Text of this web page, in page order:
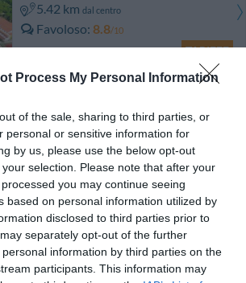
Process My Personal Information
of the sale, sharing to third parties, or
personal or sensitive information for
by us, please use the below opt-out
selection. Please note that after your
you may continue seeing
based on personal information utilized by
disclosed to third parties prior to
separately opt-out of the further
information by third parties on the
participants. This information may
5.42 km dal centro
Favoloso 8.8/10
TARIFFE
Hotel El Balear
640 m dal centro
Ottimo /10
TARIFFE
Hotel Villa Maria Pia
3.13 kmdal centro
Carino 6.9